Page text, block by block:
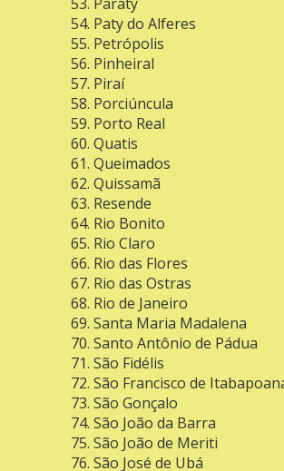
Paty do Alferes
Petrópolis
Pinheiral
Piraí
Porciúncula
Porto Real
Quatis
Queimados
Quissamã
Resende
Rio Bonito
Rio Claro
Rio das Flores
Rio das Ostras
Rio de Janeiro
Santa Maria Madalena
Santo Antônio de Pádua
São Fidélis
São Francisco de
São Gonçalo
São João da Barra
São João de Meriti
São José de Ubá